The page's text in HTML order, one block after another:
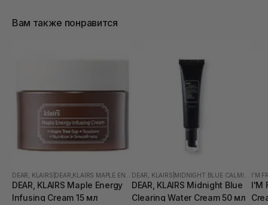
Вам также понравится
DEAR, KLAIRS
DEAR, KLAIRS Maple Energy
Infusing Cream 15 мл
DEAR, KLAIRS
DEAR, KLAIRS Midnight Blue
Clearing Water Cream 50 мл
I'M
I'M